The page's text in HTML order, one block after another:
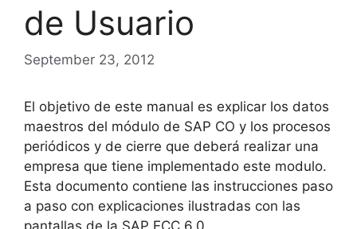
de Usuario
September 23, 2012
El objetivo de este manual es explicar los datos
maestros del módulo de SAP CO y los procesos
periódicos y de cierre que deberá realizar una
empresa que tiene implementado este modulo.
Esta documento contiene las instrucciones paso
a paso con explicaciones ilustradas con las
pantallas de la SAP ECC 6.0